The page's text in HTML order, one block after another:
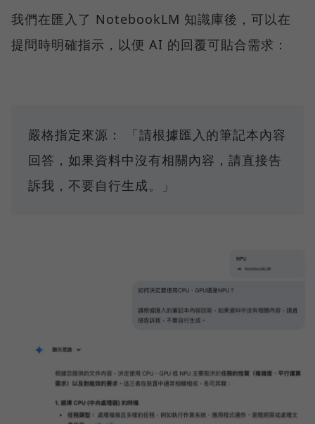
我們在匯入了 NotebookLM 知識庫後，可以在
提問時明確指示，以便 AI 的回覆可貼合需求：
嚴格指定來源： 「請根據匯入的筆記本內容
回答，如果資料中沒有相關內容，請直接告
訴我，不要自行生成。」